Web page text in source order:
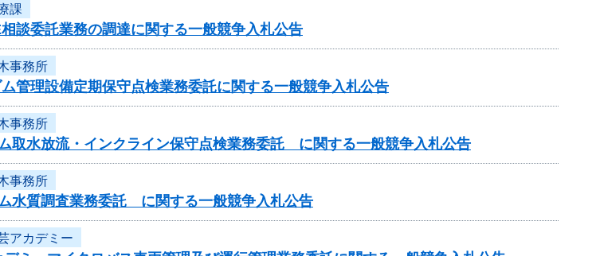
課
談委託業務の調達に関する一般競争入札公告
事務所
理設備定期保守点検業務委託に関する一般競争入札公告
事務所
水放流・インクライン保守点検業務委託 に関する一般競争入札公告
事務所
質調査業務委託 に関する一般競争入札公告
アカデミー